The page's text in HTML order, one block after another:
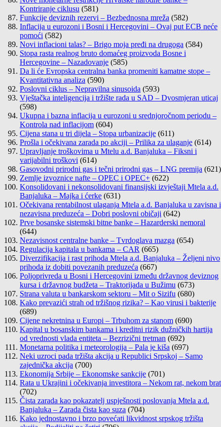
Kontriranje ciklusu (581)
Funkcije deviznih rezervi – Bezbednosna mreža (582)
Inflacija u eurozoni i Bosni i Hercegovini – Ovaj put ECB neće
pomoći (582)
Novi inflacioni talas? – Brigo moja pređi na drugoga (584)
Stopa rasta realnog bruto domaćeg proizvoda Bosne i
Hercegovine – Nazadovanje (585)
Da li će Evropska centralna banka promeniti kamatne stope –
Kvantitativna analiza (590)
Poslovni ciklus – Nepravilna sinusoida (593)
Vještačka inteligencija i tržište rada u SAD – Dvosmjeran uticaj
(598)
Ukupna i bazna inflacija u eurozoni u srednjoročnom periodu –
Kontrola nad inflacijom (604)
Cijena stana u tri dijela – Stopa urbanizacije (611)
Prošla i očekivana zarada po akciji – Prilika za ulaganje (614)
Upravljanje troškovima u Mtelu a.d. Banjaluka – Fiksni i
varijabilni troškovi (614)
Gasovodni prirodni gas i tečni prirodni gas – LNG premija (621)
Zemlje izvoznice nafte – OPEC i OPEC+ (622)
Konsolidovani i nekonsolidovani finansijski izvještaji Mtela a.d.
Banjaluka – Majka i ćerke (631)
Očekivana rentabilnost ulaganja Mtela a.d. Banjaluka u zavisna i
nezavisna preduzeća – Dobri poslovni običaji (642)
Prve bosanske sistemski bitne banke – Hazarderski nemoral
(644)
Nezavisnost centralne banke – Tvrdoglava mazga (654)
Regulacija kapitala u bankama – CAR (665)
Diverzifikacija i rast prihoda Mtela a.d. Banjaluka – Željeni nivo
prihoda iz dobiti povezanih preduzeća (667)
Poljoprivreda u Bosni i Hercegovini između državnog deviznog
kursa i državnog budžeta – Traktorijada u Bužimu (673)
Strana valuta u bankarskom sektoru – Mit o Sizifu (680)
Kako prevazići strah od tržišnog rizika? – Kao virusi i bakterije
(689)
Cijene nekretnina u Europi – Trbuhom za stanom (690)
Kapital u bosanskim bankama i kreditni rizik dužničkih hartija
od vrednosti vlada entiteta – Bezrizični tretman (692)
Monetarna politika i meteorologija – Pala je kiša (697)
Neki uzroci pada tržišta akcija u Republici Srpskoj – Samo
zajednička akcija (700)
Ekonomija Srbije – Ekonomske sankcije (701)
Rata u Ukrajini i očekivanja investitora – Nekom rat, nekom brat
(702)
Čista zarada kao pokazatelj uspješnosti poslovanja Mtela a.d.
Banjaluka – Zarada čista kao suza (704)
Kako jednostavno i brzo povećati likvidnost srpskog tržišta